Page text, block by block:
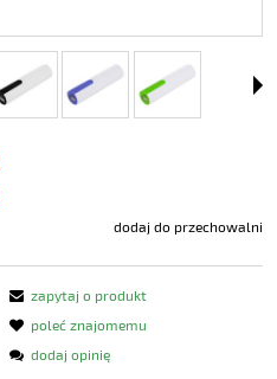
dodaj do przechowalni
zapytaj o produkt
poleć znajomemu
dodaj opinię